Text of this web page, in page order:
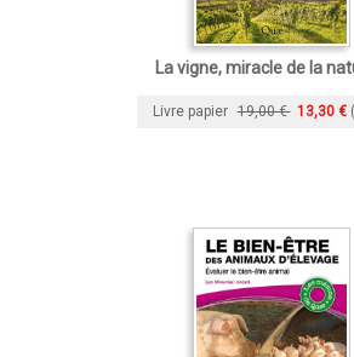
La vigne, miracle de la
Livre papier 19,00 € 13,30 €